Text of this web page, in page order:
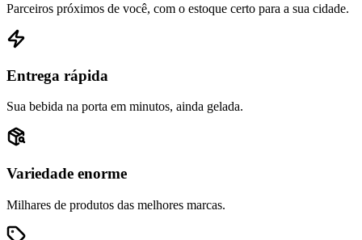
Parceiros próximos de você, com o estoque certo para a sua cidade.
Entrega rápida
Sua bebida na porta em minutos, ainda gelada.
Variedade enorme
Milhares de produtos das melhores marcas.